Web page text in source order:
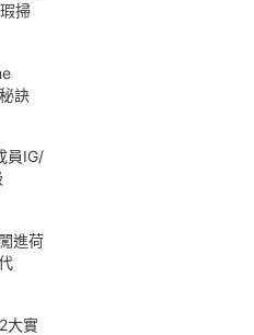
掃
訣
員IG/
進荷
大實